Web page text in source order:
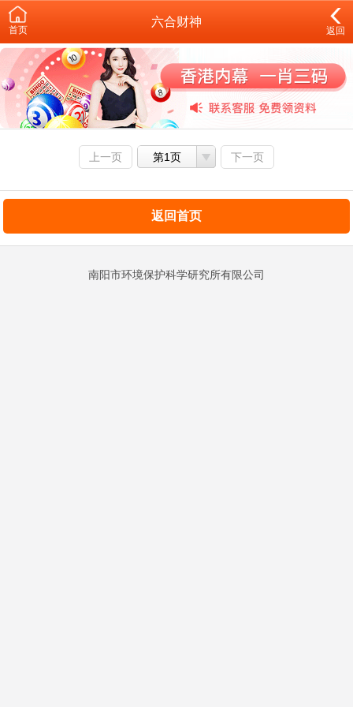
首页
六合财神
返回
上一页 第1页 下一页
返回首页
南阳市环境保护科学研究所有限公司